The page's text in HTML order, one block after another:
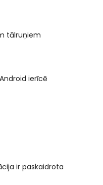
tālruņiem
ierīcē
ir paskaidrota